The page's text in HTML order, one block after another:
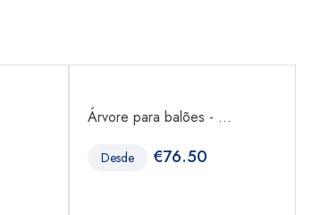
Árvore para balões - ...
Desde €76.50